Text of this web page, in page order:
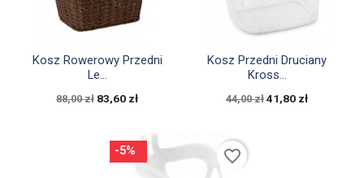
Szybki podgląd
Kosz Rowerowy Przedni
Le...
88,00 zł 83,60 zł
 Szybki podgląd
Kosz Przedni Druciany
Kross...
44,00 zł 41,80 zł
-5% favorite_border